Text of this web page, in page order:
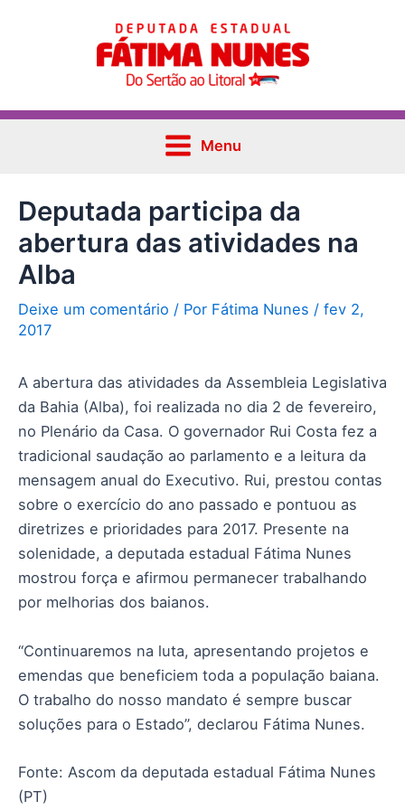
Main
Menu
Menu
Deputada participa da
abertura das atividades na
Alba
Deixe um comentário / Por Fátima Nunes / fev 2,
2017
A abertura das atividades da Assembleia Legislativa
da Bahia (Alba), foi realizada no dia 2 de fevereiro,
no Plenário da Casa. O governador Rui Costa fez a
tradicional saudação ao parlamento e a leitura da
mensagem anual do Executivo. Rui, prestou contas
sobre o exercício do ano passado e pontuou as
diretrizes e prioridades para 2017. Presente na
solenidade, a deputada estadual Fátima Nunes
mostrou força e afirmou permanecer trabalhando
por melhorias dos baianos.
“Continuaremos na luta, apresentando projetos e
emendas que beneficiem toda a população baiana.
O trabalho do nosso mandato é sempre buscar
soluções para o Estado”, declarou Fátima Nunes.
Fonte: Ascom da deputada estadual Fátima Nunes
(PT)